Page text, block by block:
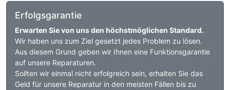
Erfolgsgarantie
Erwarten Sie von uns den höchstmöglichen Standard.
Wir haben uns zum Ziel gesetzt jedes Problem zu lösen.
Aus diesem Grund geben wir Ihnen eine Funktionsgarantie
auf unsere Reparaturen.
Sollten wir einmal nicht erfolgreich sein, erhalten Sie das
Geld für unsere Reparatur in den meisten Fällen bis zu